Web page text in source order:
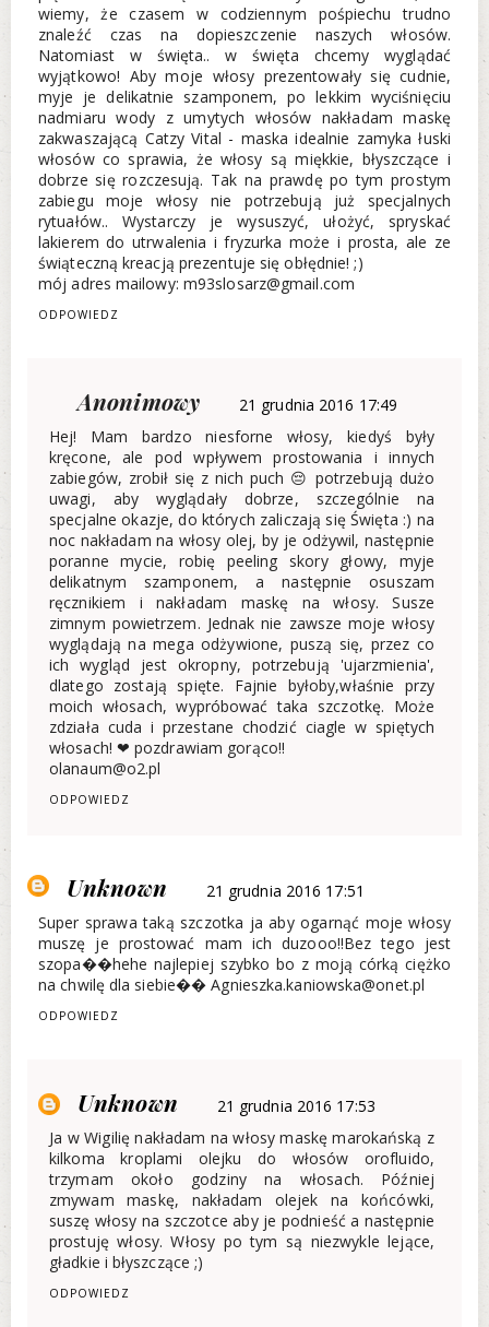
wiemy, że czasem w codziennym pośpiechu trudno
znaleźć czas na dopieszczenie naszych włosów.
Natomiast w święta.. w święta chcemy wyglądać
wyjątkowo! Aby moje włosy prezentowały się cudnie,
myje je delikatnie szamponem, po lekkim wyciśnięciu
nadmiaru wody z umytych włosów nakładam maskę
zakwaszającą Catzy Vital - maska idealnie zamyka łuski
włosów co sprawia, że włosy są miękkie, błyszczące i
dobrze się rozczesują. Tak na prawdę po tym prostym
zabiegu moje włosy nie potrzebują już specjalnych
rytuałów.. Wystarczy je wysuszyć, ułożyć, spryskać
lakierem do utrwalenia i fryzurka może i prosta, ale ze
świąteczną kreacją prezentuje się obłędnie! ;)
mój adres mailowy: m93slosarz@gmail.com
ODPOWIEDZ
Anonimowy
21 grudnia 2016 17:49
Hej! Mam bardzo niesforne włosy, kiedyś były
kręcone, ale pod wpływem prostowania i innych
zabiegów, zrobił się z nich puch 😔 potrzebują dużo
uwagi, aby wyglądały dobrze, szczególnie na
specjalne okazje, do których zaliczają się Święta :) na
noc nakładam na włosy olej, by je odżywil, następnie
poranne mycie, robię peeling skory głowy, myje
delikatnym szamponem, a następnie osuszam
ręcznikiem i nakładam maskę na włosy. Susze
zimnym powietrzem. Jednak nie zawsze moje włosy
wyglądają na mega odżywione, puszą się, przez co
ich wygląd jest okropny, potrzebują 'ujarzmienia',
dlatego zostają spięte. Fajnie byłoby,właśnie przy
moich włosach, wypróbować taka szczotkę. Może
zdziała cuda i przestane chodzić ciagle w spiętych
włosach! ❤ pozdrawiam gorąco!!
olanaum@o2.pl
ODPOWIEDZ
Unknown
21 grudnia 2016 17:51
Super sprawa taką szczotka ja aby ogarnąć moje włosy
muszę je prostować mam ich duzooo!!Bez tego jest
szopa��hehe najlepiej szybko bo z moją córką ciężko
na chwilę dla siebie�� Agnieszka.kaniowska@onet.pl
ODPOWIEDZ
Unknown
21 grudnia 2016 17:53
Ja w Wigilię nakładam na włosy maskę marokańską z
kilkoma kroplami olejku do włosów orofluido,
trzymam około godziny na włosach. Później
zmywam maskę, nakładam olejek na końcówki,
suszę włosy na szczotce aby je podnieść a następnie
prostuję włosy. Włosy po tym są niezwykle lejące,
gładkie i błyszczące ;)
ODPOWIEDZ